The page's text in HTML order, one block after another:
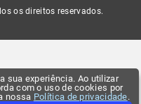
sua experiência. Ao utilizar
com o uso de cookies por
nossa Política de privacidade.
os direitos reservados.